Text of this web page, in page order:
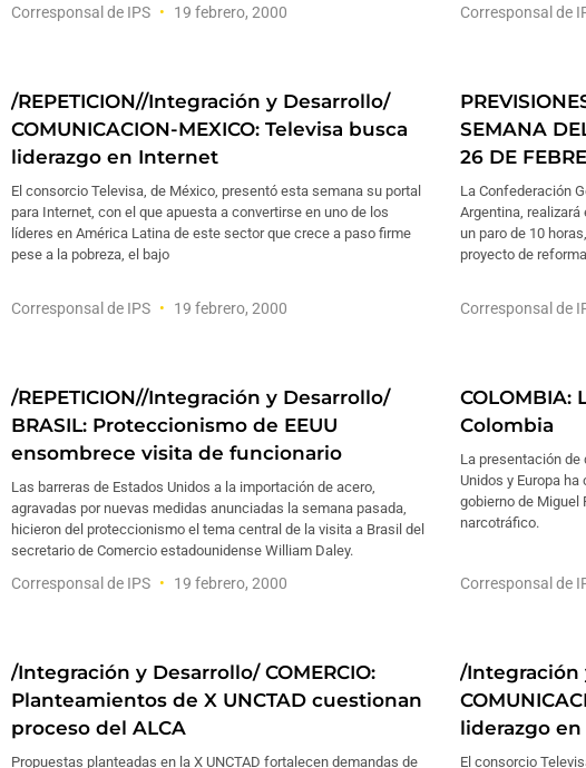
Corresponsal de IPS 19 febrero, 2000 Corresponsal de
/REPETICION//Integración y Desarrollo/
COMUNICACION-MEXICO: Televisa busca
liderazgo en Internet
El consorcio Televisa, de México, presentó esta semana su portal
para Internet, con el que apuesta a convertirse en uno de los
líderes en América Latina de este sector que crece a paso firme
pese a la pobreza, el bajo
Corresponsal de IPS 19 febrero, 2000
SEMANA
26 DE
La Confederación
Argentina,
un paro de 10
proyecto de
Corresponsal de
/REPETICION//Integración y Desarrollo/
BRASIL: Proteccionismo de EEUU
ensombrece visita de funcionario
Las barreras de Estados Unidos a la importación de acero,
agravadas por nuevas medidas anunciadas la semana pasada,
hicieron del proteccionismo el tema central de la visita a Brasil del
secretario de Comercio estadounidense William Daley.
Corresponsal de IPS 19 febrero, 2000
COLOMBIA:
Colombia
La presentación de
Unidos y Europa
gobierno de Miguel
narcotráfico.
Corresponsal de
/Integración y Desarrollo/ COMERCIO:
Planteamientos de X UNCTAD cuestionan
proceso del ALCA
Propuestas planteadas en la X UNCTAD fortalecen demandas de
/Integración
liderazgo
El consorcio